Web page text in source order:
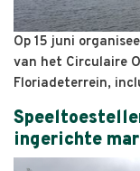
Op 15 juni
van het Circulaire
Floriadeterrein,
ingerichte